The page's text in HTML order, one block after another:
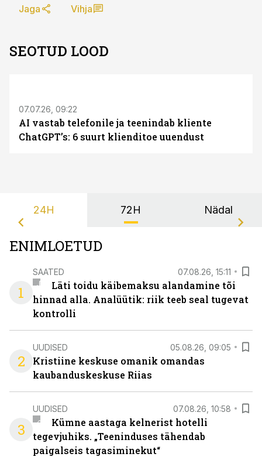
Jaga Vihja
SEOTUD LOOD
07.07.26, 09:22
AI vastab telefonile ja teenindab kliente
ChatGPT’s: 6 suurt klienditoe uuendust
24H 72H Nädal
ENIMLOETUD
1
SAATED 07.08.26, 15:11
Läti toidu käibemaksu alandamine tõi
hinnad alla. Analüütik: riik teeb seal tugevat
kontrolli
2
UUDISED 05.08.26, 09:05
Kristiine keskuse omanik omandas
kaubanduskeskuse Riias
3
UUDISED 07.08.26, 10:58
Kümne aastaga kelnerist hotelli
tegevjuhiks. „Teeninduses tähendab
paigalseis tagasiminekut“